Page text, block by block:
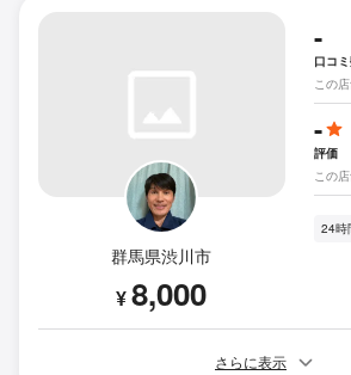
群馬県渋川市
¥8,000
-
口コ
この
-
評価
この
24時
さらに表示